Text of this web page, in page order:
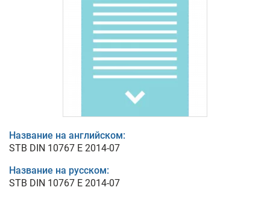
Название на английском:
STB DIN 10767 E 2014-07
Название на русском:
STB DIN 10767 E 2014-07